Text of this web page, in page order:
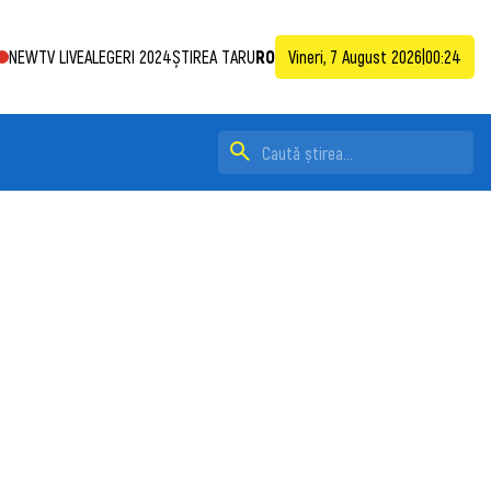
NEWTV LIVEALEGERI 2024ȘTIREA TARURO Vineri, 7 August 2026 00:24